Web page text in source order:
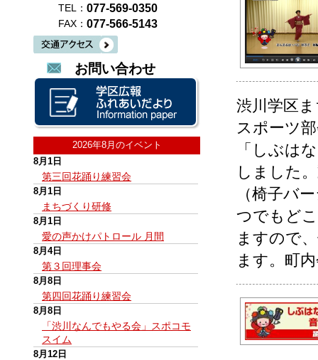
TEL： 077-569-0350
FAX： 077-566-5143
お問い合わせ
2026年8月のイベント
8月1日
第三回花踊り練習会
8月1日
まちづくり研修
8月1日
愛の声かけパトロール 月間
8月4日
第３回理事会
8月8日
第四回花踊り練習会
8月8日
「渋川なんでもやる会」スポコモ
スイム
8月12日
渋川学区
スポーツ
「しぶは
しました
（椅子バ
つでもど
ますので
ます。町